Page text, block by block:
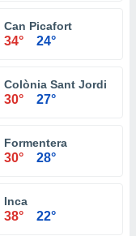
Can Picafort
34° 24°
Colònia Sant Jordi
30° 27°
Formentera
30° 28°
Inca
38° 22°